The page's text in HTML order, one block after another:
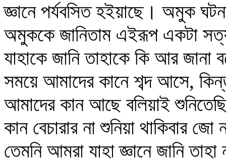
জ্ঞানে পর্যবসিত হইয়াছে। অমুক
অমুককে জানিতাম এইরূপ একটা
যাহাকে জানি তাহাকে কি আর
সময়ে আমাদের কানে শব্দ আসে,
আমাদের কান আছে বলিয়াই
কান বেচারার না শুনিয়া থাকিবার
তেমনি আমরা যাহা জ্ঞানে জানি